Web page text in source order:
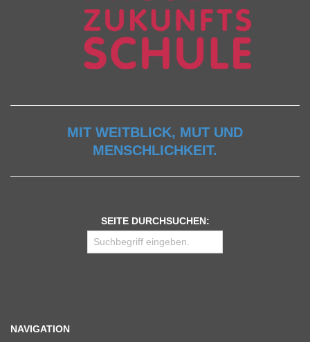
MIT WEITBLICK, MUT UND
MENSCHLICHKEIT.
SEITE DURCHSUCHEN:
NAVIGATION